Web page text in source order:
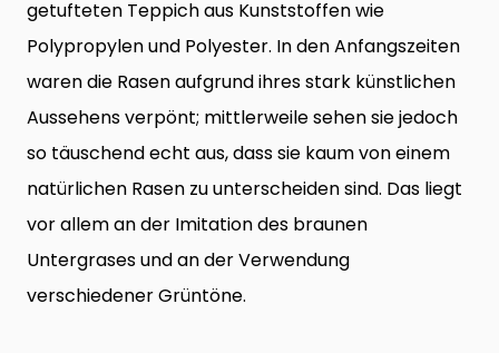
getufteten Teppich aus Kunststoffen wie
Polypropylen und Polyester. In den Anfangszeiten
waren die Rasen aufgrund ihres stark künstlichen
Aussehens verpönt; mittlerweile sehen sie jedoch
so täuschend echt aus, dass sie kaum von einem
natürlichen Rasen zu unterscheiden sind. Das liegt
vor allem an der Imitation des braunen
Untergrases und an der Verwendung
verschiedener Grüntöne.